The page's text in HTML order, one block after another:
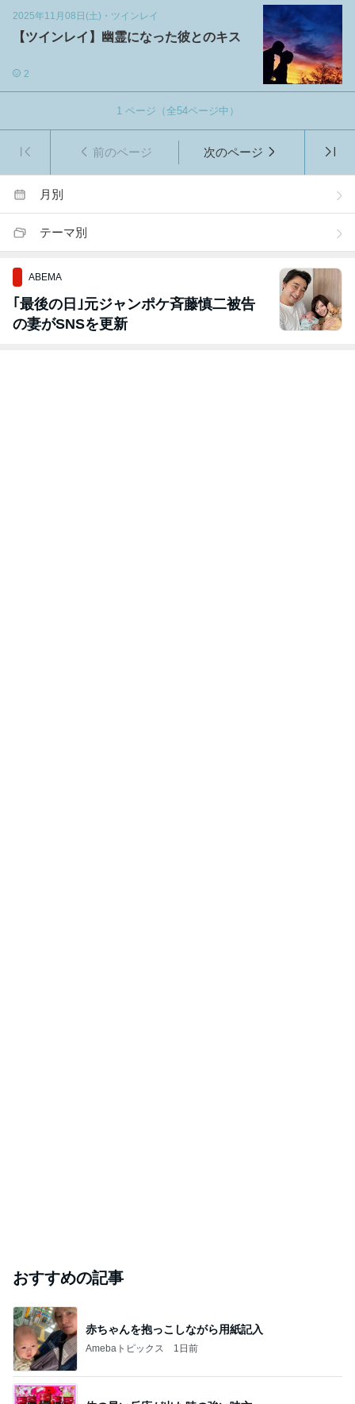
2025年11月08日(土) ・ ツインレイ
【ツインレイ】幽霊になった彼とのキス
2
1ページ（全54ページ中）
前のページ 次のページ
月別
テーマ別
ABEMA
｢最後の日｣元ジャンポケ斉藤慎二被告
の妻がSNSを更新
おすすめの記事
赤ちゃんを抱っこしながら用紙記入
Amebaトピックス 1日前